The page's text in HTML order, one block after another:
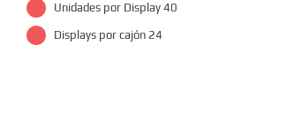
Unidades por Display 40
Displays por cajón 24